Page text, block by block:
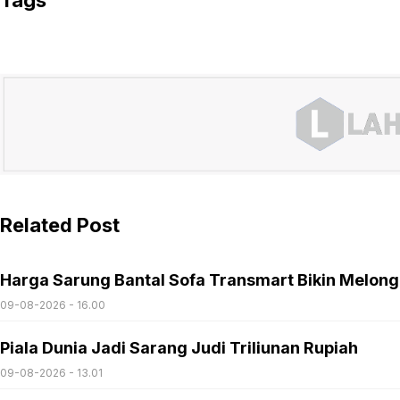
Related Post
Harga Sarung Bantal Sofa Transmart Bikin
09-08-2026 - 16.00
Piala Dunia Jadi Sarang Judi Triliunan Rupiah
09-08-2026 - 13.01